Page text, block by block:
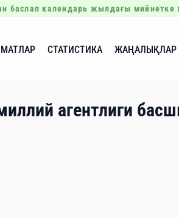
баслап календарь жылдағы
СТАТИСТИКА ЖАҢАЛЫҚЛАР
агентлиги